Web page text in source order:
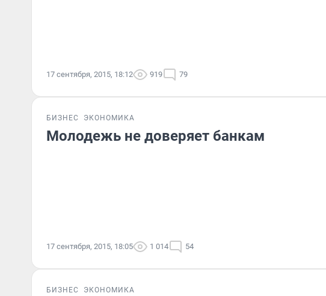
17 сентября, 2015, 18:12 919 79
БИЗНЕС ЭКОНОМИКА
Молодежь не доверяет банкам
17 сентября, 2015, 18:05 1 014 54
БИЗНЕС ЭКОНОМИКА